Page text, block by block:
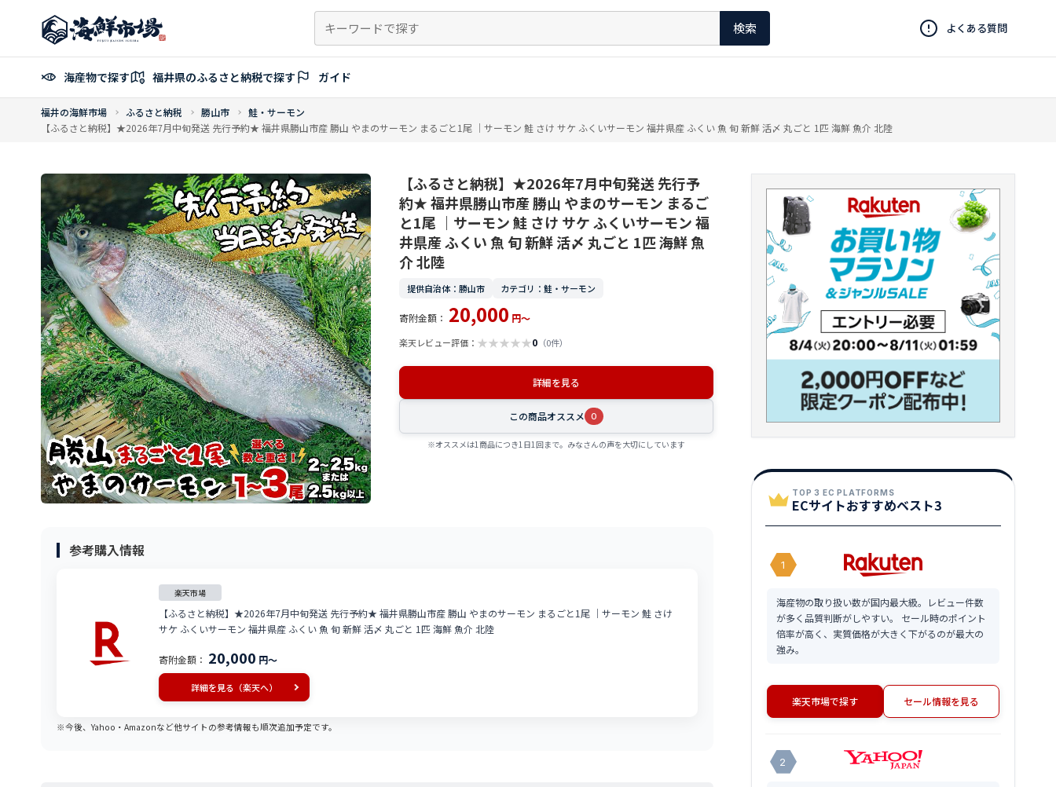
ン
へ
検索 よくある質問
海産物で探す 福井県のふるさと納税で探す ガイド
福井の海鮮市場 ふるさと納税 勝山市
鮭・サーモン
【ふるさと納税】★2026年7月中旬発送 先行予約★ 福井県勝山市産 勝山 やまのサーモン まるごと1尾 ｜サーモン 鮭 さけ サケ ふくいサーモン 福井県産 ふくい 魚 旬 新鮮 活〆 丸ごと 1匹 海鮮 魚介 北陸
【ふるさと納税】★2026年7月中旬発送 先行予
約★ 福井県勝山市産 勝山 やまのサーモン まるご
と1尾 ｜サーモン 鮭 さけ サケ ふくいサーモン 福
井県産 ふくい 魚 旬 新鮮 活〆 丸ごと 1匹 海鮮 魚
介 北陸
提供自治体：勝山市 カテゴリ：鮭・サーモン
寄附金額： 20,000 円～
楽天レビュー評価： ★★★★★0 （0件）
詳細を見る
この商品オススメ 0
※オススメは1商品につき1日1回まで。みなさんの声を大切にしています
参考購入情報
楽天市場
【ふるさと納税】★2026年7月中旬発送 先行予約★ 福井県勝山市産 勝山 やまのサーモン まるごと1尾 ｜サーモン 鮭 さけ
サケ ふくいサーモン 福井県産 ふくい 魚 旬 新鮮 活〆 丸ごと 1匹 海鮮 魚介 北陸
寄附金額： 20,000 円～
詳細を見る（楽天へ）
※今後、Yahoo・Amazonなど他サイトの参考情報も順次追加予定です。
TOP 3 EC PLATFORMS
ECサイトおすすめベスト3
1
海産物の取り扱い数が国内最大級。レビュー件数
が多く品質判断がしやすい。 セール時のポイント
倍率が高く、実質価格が大きく下がるのが最大の
強み。
楽天市場で探す セール情報を見る
2